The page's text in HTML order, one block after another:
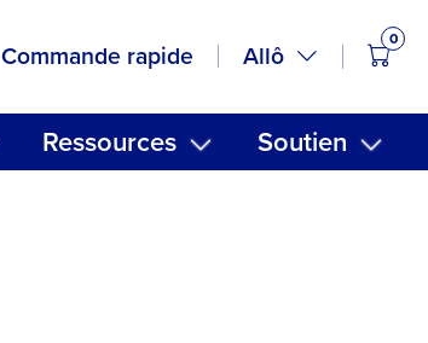
Commande rapide Allô
0
Ressources Soutien